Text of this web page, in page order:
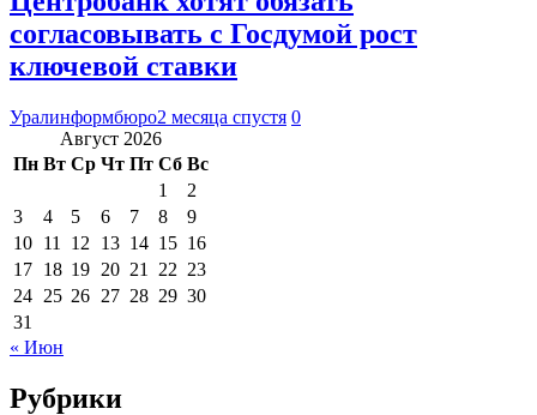
согласовывать с Госдумой рост
ключевой ставки
Уралинформбюро2 месяца спустя 0
Август 2026
Пн Вт Ср Чт Пт Сб Вс
1
2
3
4 5 6 7 8
9
10 11 12 13 14 15 16
17 18 19 20 21 22 23
24 25 26 27 28 29 30
31
« Июн
Рубрики